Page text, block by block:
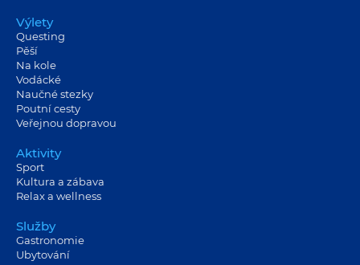
Výlety
Questing
Pěší
Na kole
Vodácké
Naučné stezky
Poutní cesty
Veřejnou dopravou
Aktivity
Sport
Kultura a zábava
Relax a wellness
Služby
Gastronomie
Ubytování